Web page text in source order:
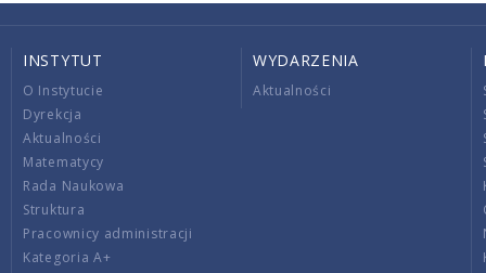
INSTYTUT
O Instytucie
Dyrekcja
Aktualności
Matematycy
Rada Naukowa
Struktura
Pracownicy administracji
Kategoria A+
WYDARZENIA
Aktualności